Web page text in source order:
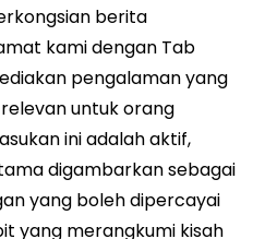
berita
kami dengan Tab
pengalaman yang
untuk orang
ini adalah aktif,
digambarkan sebagai
yang boleh dipercayai
yang merangkumi kisah